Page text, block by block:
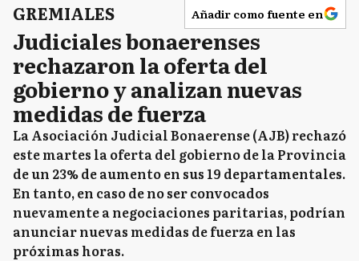
GREMIALES Añadir como fuente en
Judiciales bonaerenses
rechazaron la oferta del
gobierno y analizan nuevas
medidas de fuerza
La Asociación Judicial Bonaerense (AJB) rechazó
este martes la oferta del gobierno de la Provincia
de un 23% de aumento en sus 19 departamentales.
En tanto, en caso de no ser convocados
nuevamente a negociaciones paritarias, podrían
anunciar nuevas medidas de fuerza en las
próximas horas.